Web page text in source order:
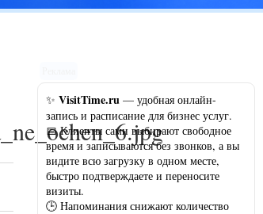
✨ VisitTime.ru — удобная онлайн-
запись и расписание для бизнес услуг.
📅 Клиенты сами выбирают свободное
время и записываются без звонков, а вы
видите всю загрузку в одном месте,
быстро подтверждаете и переносите
визиты.
🕒 Напоминания снижают количество